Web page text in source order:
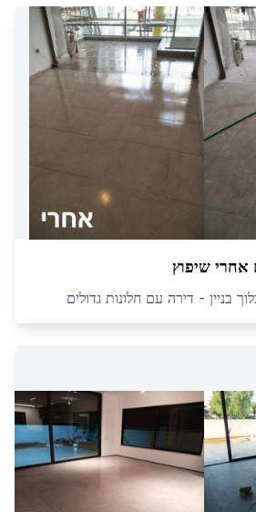
אחרי שיפוץ
בניין - דירה עם חלונות גדולים